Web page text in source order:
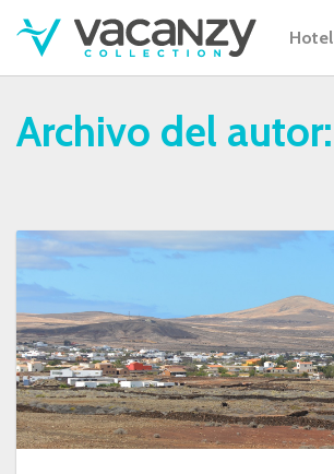
Hotel
Archivo del autor: